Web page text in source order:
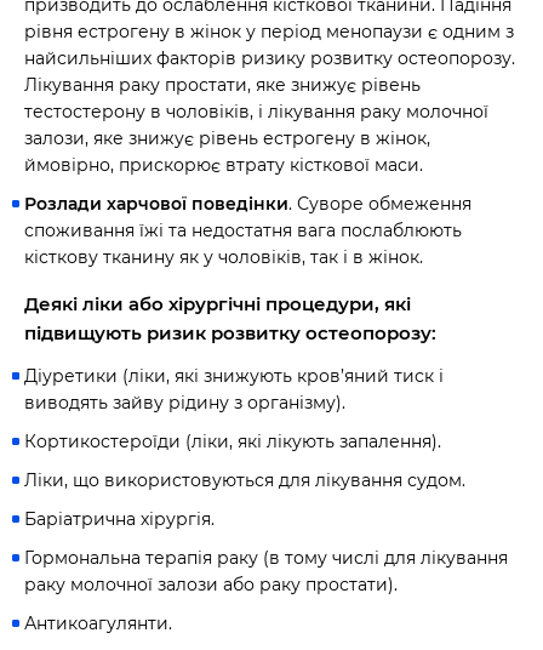
призводить до ослаблення кісткової тканини. Падіння
рівня естрогену в жінок у період менопаузи є одним з
найсильніших факторів ризику розвитку остеопорозу.
Лікування раку простати, яке знижує рівень
тестостерону в чоловіків, і лікування раку молочної
залози, яке знижує рівень естрогену в жінок,
ймовірно, прискорює втрату кісткової маси.
Розлади харчової поведінки. Суворе обмеження
споживання їжі та недостатня вага послаблюють
кісткову тканину як у чоловіків, так і в жінок.
Деякі ліки або хірургічні процедури, які
підвищують ризик розвитку остеопорозу:
Діуретики (ліки, які знижують кров’яний тиск і
виводять зайву рідину з організму).
Кортикостероїди (ліки, які лікують запалення).
Ліки, що використовуються для лікування судом.
Баріатрична хірургія.
Гормональна терапія раку (в тому числі для лікування
раку молочної залози або раку простати).
Антикоагулянти.